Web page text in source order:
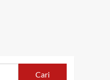
Cari